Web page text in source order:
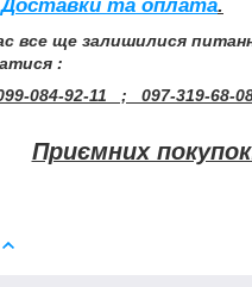
Доставки та оплата.
все ще залишилися
:
084-92-11 ; 097-319-68-
Приємних